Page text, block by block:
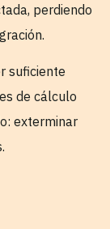
perdiendo
suficiente
de cálculo
exterminar